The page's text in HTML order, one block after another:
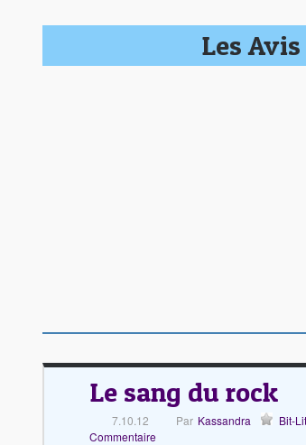
Les
Le sang du rock
7.10.12 Par Kassandra Bit-Lit
Commentaire